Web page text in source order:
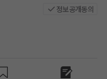
정보공개동의